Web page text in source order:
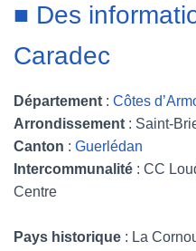
o
o
e r
t
r
■ Des
Caradec
Département : Côtes
Arrondissement : Saint-
Canton : Guerlédan
Intercommunalité : CC
Centre
Pays historique : La